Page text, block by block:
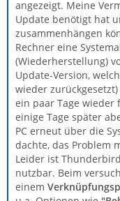
angezeigt. Meine
Update benötigt hat
zusammenhängen
Rechner eine
(Wiederherstellung)
Update-Version,
wieder
ein paar Tage wieder
einige Tage später
PC erneut über die
dachte, das Problem
Leider ist
nutzbar. Beim
einem